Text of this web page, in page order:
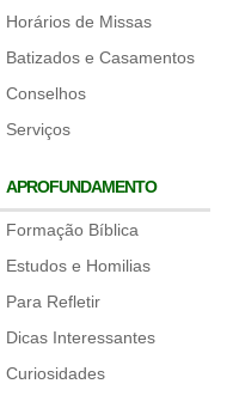
Horários de Missas
Batizados e Casamentos
Conselhos
Serviços
APROFUNDAMENTO
Formação Bíblica
Estudos e Homilias
Para Refletir
Dicas Interessantes
Curiosidades